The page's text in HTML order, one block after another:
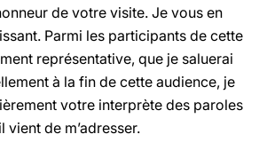
de votre visite. Je vous en
Parmi les participants de cette
représentative, que je saluerai
à la fin de cette audience, je
votre interprète des paroles
vient de m’adresser.